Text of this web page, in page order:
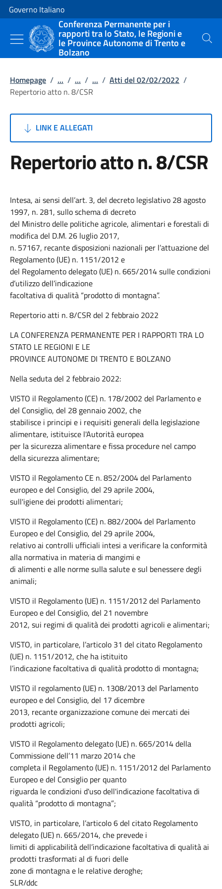
Vai al contenuto
Vai alla navigazione del sito
Governo Italiano
Conferenza Permanente per i
rapporti tra lo Stato, le Regioni e
le Province Autonome di Trento e
Bolzano
Cerca
Homepage / ... / ... / ... / Atti del 02/02/2022 /
Repertorio atto n. 8/CSR
LINK E ALLEGATI
Repertorio atto n. 8/CSR
Intesa, ai sensi dell’art. 3, del decreto legislativo 28 agosto
1997, n. 281, sullo schema di decreto
del Ministro delle politiche agricole, alimentari e forestali di
modifica del D.M. 26 luglio 2017,
n. 57167, recante disposizioni nazionali per l’attuazione del
Regolamento (UE) n. 1151/2012 e
del Regolamento delegato (UE) n. 665/2014 sulle condizioni
d’utilizzo dell’indicazione
facoltativa di qualità “prodotto di montagna”.
Repertorio atti n. 8/CSR del 2 febbraio 2022
LA CONFERENZA PERMANENTE PER I RAPPORTI TRA LO
STATO LE REGIONI E LE
PROVINCE AUTONOME DI TRENTO E BOLZANO
Nella seduta del 2 febbraio 2022:
VISTO il Regolamento (CE) n. 178/2002 del Parlamento e
del Consiglio, del 28 gennaio 2002, che
stabilisce i principi e i requisiti generali della legislazione
alimentare, istituisce l'Autorità europea
per la sicurezza alimentare e fissa procedure nel campo
della sicurezza alimentare;
VISTO il Regolamento CE n. 852/2004 del Parlamento
europeo e del Consiglio, del 29 aprile 2004,
sull'igiene dei prodotti alimentari;
VISTO il Regolamento (CE) n. 882/2004 del Parlamento
Europeo e del Consiglio, del 29 aprile 2004,
relativo ai controlli ufficiali intesi a verificare la conformità
alla normativa in materia di mangimi e
di alimenti e alle norme sulla salute e sul benessere degli
animali;
VISTO il Regolamento (UE) n. 1151/2012 del Parlamento
Europeo e del Consiglio, del 21 novembre
2012, sui regimi di qualità dei prodotti agricoli e alimentari;
VISTO, in particolare, l’articolo 31 del citato Regolamento
(UE) n. 1151/2012, che ha istituito
l’indicazione facoltativa di qualità prodotto di montagna;
VISTO il regolamento (UE) n. 1308/2013 del Parlamento
europeo e del Consiglio, del 17 dicembre
2013, recante organizzazione comune dei mercati dei
prodotti agricoli;
VISTO il Regolamento delegato (UE) n. 665/2014 della
Commissione dell’11 marzo 2014 che
completa il Regolamento (UE) n. 1151/2012 del Parlamento
Europeo e del Consiglio per quanto
riguarda le condizioni d'uso dell'indicazione facoltativa di
qualità “prodotto di montagna”;
VISTO, in particolare, l’articolo 6 del citato Regolamento
delegato (UE) n. 665/2014, che prevede i
limiti di applicabilità dell’indicazione facoltativa di qualità ai
prodotti trasformati al di fuori delle
zone di montagna e le relative deroghe;
SLR/ddc